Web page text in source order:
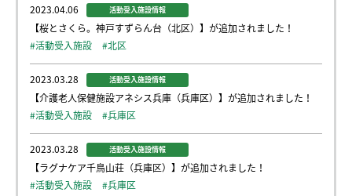
2023.04.06 活動受入施設情報
【桜とさくら。神戸すずらん台（北区）】が追加されました！
#活動受入施設
#北区
2023.03.28 活動受入施設情報
【介護老人保健施設アネシス兵庫（兵庫区）】が追加されました！
#活動受入施設
#兵庫区
2023.03.28 活動受入施設情報
【ラグナケア千鳥山荘（兵庫区）】が追加されました！
#活動受入施設
#兵庫区